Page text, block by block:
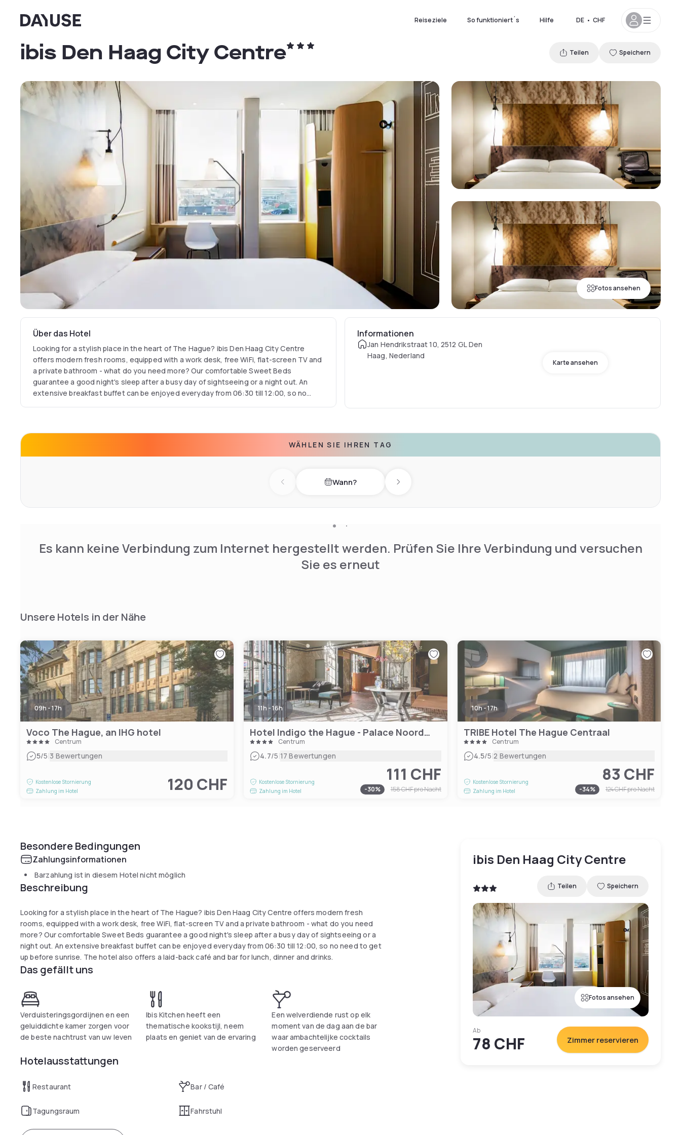
Dayuse Reiseziele So funktioniert´s Hilfe DE • CHF
Fotos ansehen
ibis Den Haag City Centre Teilen Speichern
Über das Hotel
Looking for a stylish place in the heart of The Hague? ibis Den Haag City Centre
offers modern fresh rooms, equipped with a work desk, free WiFi, flat-screen TV and
a private bathroom - what do you need more? Our comfortable Sweet Beds
guarantee a good night's sleep after a busy day of sightseeing or a night out. An
extensive breakfast buffet can be enjoyed everyday from 06:30 till 12:00, so no
Informationen
Jan Hendrikstraat 10, 2512 GL Den
Haag, Nederland
Karte ansehen
WÄHLEN SIE IHREN TAG
Previous day Wann? Next day
Es kann keine Verbindung zum Internet hergestellt werden. Prüfen Sie Ihre Verbindung und versuchen
Sie es erneut
Unsere Hotels in der Nähe
09h - 17h
Voco The Hague, an IHG hotel
Centrum
5/5|3 Bewertungen
Kostenlose Stornierung
Zahlung im Hotel
120 CHF
11h - 16h
Hotel Indigo the Hague - Palace Noordeinde
Centrum
4.7/5|17 Bewertungen
Kostenlose Stornierung
Zahlung im Hotel
111 CHF
-30% 158 CHFpro Nacht
10h - 17h
TRIBE Hotel The Hague Centraal
Centrum
4.5/5|2 Bewertungen
Kostenlose Stornierung
Zahlung im Hotel
83 CHF
-34% 124 CHFpro Nacht
Besondere Bedingungen
Zahlungsinformationen
Barzahlung ist in diesem Hotel nicht möglich
Beschreibung
Looking for a stylish place in the heart of The Hague? ibis Den Haag City Centre offers modern fresh
rooms, equipped with a work desk, free WiFi, flat-screen TV and a private bathroom - what do you need
more? Our comfortable Sweet Beds guarantee a good night's sleep after a busy day of sightseeing or a
night out. An extensive breakfast buffet can be enjoyed everyday from 06:30 till 12:00, so no need to get
up before sunrise. The hotel also offers a laid-back café and bar for lunch, dinner and drinks.
Das gefällt uns
Verduisteringsgordijnen en een
geluiddichte kamer zorgen voor
de beste nachtrust van uw leven
Ibis Kitchen heeft een
thematische kookstijl, neem
plaats en geniet van de ervaring
Een welverdiende rust op elk
moment van de dag aan de bar
waar ambachtelijke cocktails
worden geserveerd
Hotelausstattungen
Restaurant Bar / Café
Tagungsraum Fahrstuhl
ibis Den Haag City Centre
Teilen Speichern
Fotos ansehen
Ab
78 CHF Zimmer reservieren